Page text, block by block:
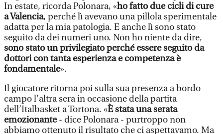
In estate, ricorda Polonara, «ho fatto due cicli di cure
a Valencia, perché lì avevano una pillola sperimentale
adatta per la mia patologia. E anche lì sono stato
seguito da dei numeri uno. Non ho niente da dire,
sono stato un privilegiato perché essere seguito da
dottori con tanta esperienza e competenza è
fondamentale».
Il giocatore ritorna poi sulla sua presenza a bordo
campo l’altra sera in occasione della partita
dell’Italbasket a Tortona. «È stata una serata
emozionante- dice Polonara - purtroppo non
abbiamo ottenuto il risultato che ci aspettavamo. Ma